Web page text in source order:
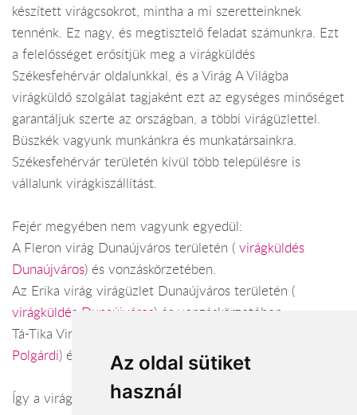
Az oldal sütiket
használ
készített virágcsokrot, mintha a mi szeretteinknek
tennénk. Ez nagy, és megtisztelő feladat számunkra. Ezt
a felelősséget erősítjük meg a virágküldés
Székesfehérvár oldalunkkal, és a Virág A Világba
virágküldő szolgálat tagjaként ezt az egységes minőséget
garantáljuk szerte az országban, a többi virágüzlettel.
Büszkék vagyunk munkánkra és munkatársainkra.
Székesfehérvár területén kívül több településre is
vállalunk virágkiszállítást.
Fejér megyében nem vagyunk egyedül:
A Fleron virág Dunaújváros területén ( virágküldés
Dunaújváros) és vonzáskörzetében.
Az Erika virág virágüzlet Dunaújváros területén (
virágküldés Dunaújváros) és vonzáskörzetében.
Tá-Tika Virágbolt Polgárdi területén (
Polgárdi) és vonzáskörzetében.
Így a virágküldés Fejér megye városaiban és azok